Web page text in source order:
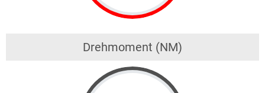
Drehmoment (NM)